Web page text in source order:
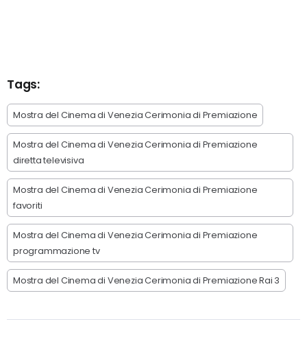
Tags:
Mostra del Cinema di Venezia Cerimonia di Premiazione
Mostra del Cinema di Venezia Cerimonia di Premiazione
diretta televisiva
Mostra del Cinema di Venezia Cerimonia di Premiazione
favoriti
Mostra del Cinema di Venezia Cerimonia di Premiazione
programmazione tv
Mostra del Cinema di Venezia Cerimonia di Premiazione Rai 3